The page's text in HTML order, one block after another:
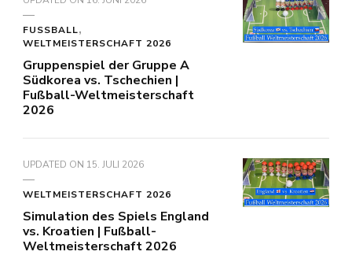
FUSSBALL
WELTMEISTERSCHAFT 2026
Gruppenspiel der Gruppe A
Südkorea vs. Tschechien |
Fußball-Weltmeisterschaft
2026
UPDATED ON 15. JULI 2026
WELTMEISTERSCHAFT 2026
Simulation des Spiels England
vs. Kroatien | Fußball-
Weltmeisterschaft 2026